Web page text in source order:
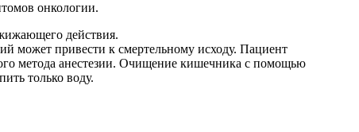
онкологии.
действия.
может привести к смертельному исходу. Пациент
метода анестезии. Очищение кишечника с помощью
только воду.